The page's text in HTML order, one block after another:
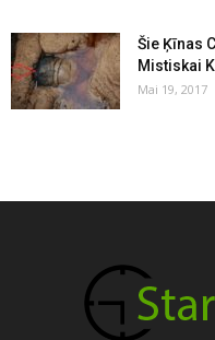
Šie Ķīnas
Mistiskai
Mai 19, 2017